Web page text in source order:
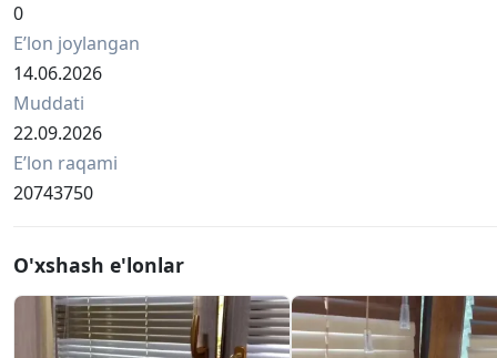
0
Eʼlon joylangan
14.06.2026
Muddati
22.09.2026
Eʼlon raqami
20743750
O'xshash e'lonlar